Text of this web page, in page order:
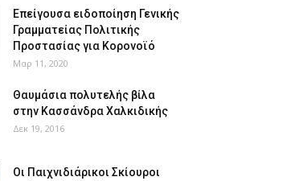
Επείγουσα ειδοποίηση Γενικής
Γραμματείας Πολιτικής
Προστασίας για Κορονοϊό
Μαρ 11, 2020
Θαυμάσια πολυτελής βίλα
στην Κασσάνδρα Χαλκιδικής
Δεκ 19, 2016
Οι Παιχνιδιάρικοι Σκίουροι